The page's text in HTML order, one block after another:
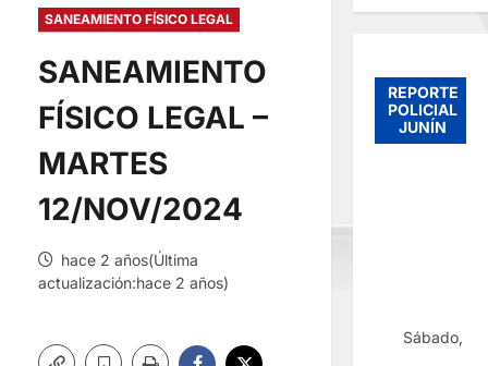
SANEAMIENTO FÍSICO LEGAL
SANEAMIENTO
FÍSICO LEGAL –
MARTES
12/NOV/2024
hace 2 años(Última
actualización:hace 2 años)
REPORTE
POLICIAL
JUNÍN
Sábado,